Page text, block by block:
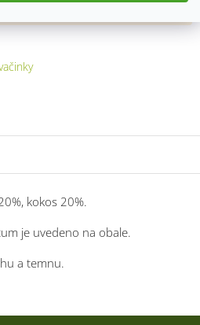
kokos 20%.
je uvedeno na obale.
a temnu.